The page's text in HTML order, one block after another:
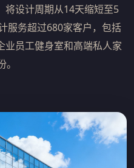
将设计周期从14天缩短至5
服务超过680家客户，包括
业员工健身室和高端私人家